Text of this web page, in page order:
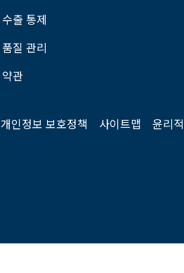
수출 통제
품질 관리
약관
개인정보 보호정책 사이트맵 윤리